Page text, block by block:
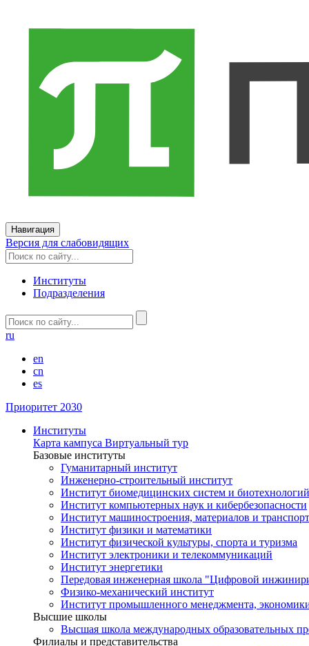
Навигация
Версия для слабовидящих
Институты
Подразделения
ru
en
cn
es
Приоритет 2030
Институты
Карта кампуса Виртуальный тур
Базовые институты
Гуманитарный институт
Инженерно-строительный институт
Институт биомедицинских систем и биотехнологий
Институт компьютерных наук и кибербезопасности
Институт машиностроения, материалов и
Институт физики и математики
Институт физической культуры, спорта и туризма
Институт электроники и телекоммуникаций
Институт энергетики
Передовая инженерная школа "Цифровой
Физико-механический институт
Институт промышленного менеджмента,
Высшие школы
Высшая школа международных образовательных
Филиалы и представительства